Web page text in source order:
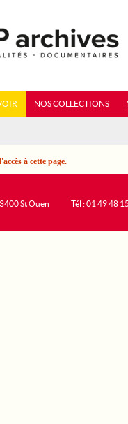
NOS COLLECTIONS
à cette page.
St Ouen
Tél : 01 49 48